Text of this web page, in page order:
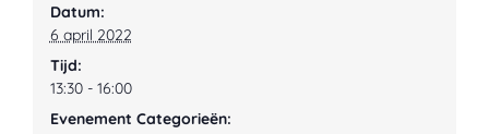
Datum:
6 april 2022
Tijd:
13:30 - 16:00
Evenement Categorieën: